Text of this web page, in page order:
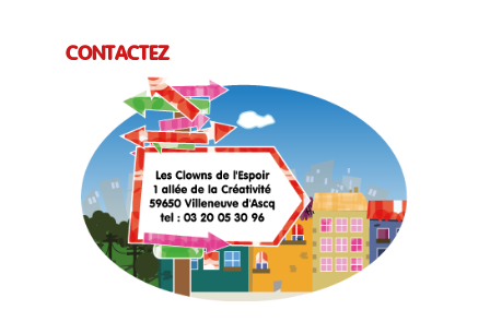
CONTACTEZ